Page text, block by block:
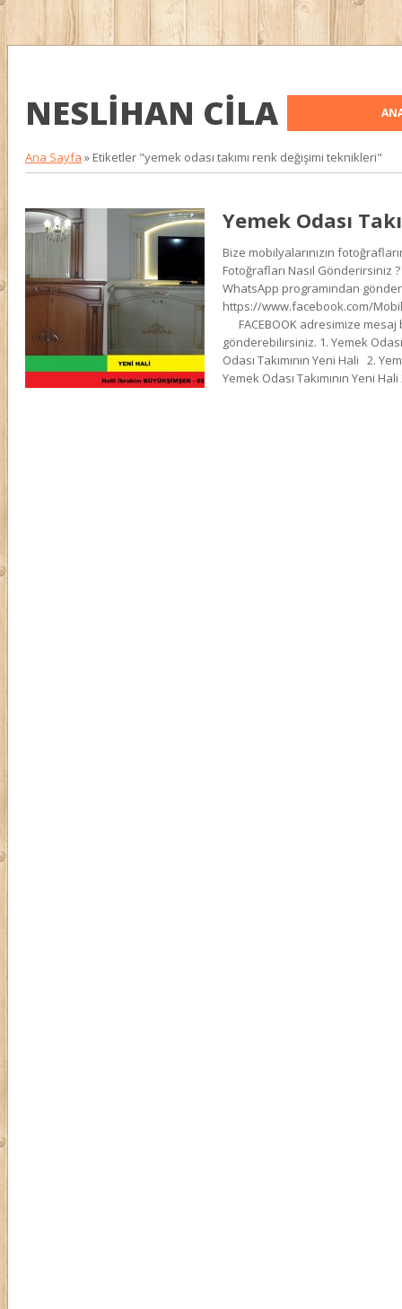
NESLIHAN CILA
Ana Sayfa » Etiketler "yemek odası takımı renk değişimi teknikleri"
Yemek Odası
Bize mobilyalarınızın
Fotoğrafları Nasıl Gönderirsiniz
WhatsApp programından
https://www.facebook.com/
FACEBOOK adresimize mesaj
gönderebilirsiniz. 1. Yemek
Odası Takımının Yeni Hali 2.
Yemek Odası Takımının Yeni